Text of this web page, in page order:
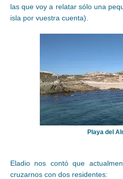
las que voy a relatar sólo una
isla por vuestra cuenta).
Playa del
Eladio nos contó que
cruzarnos con dos residentes: